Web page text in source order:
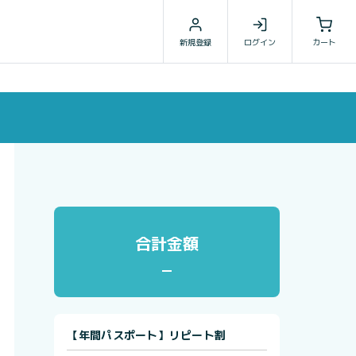
新規登録 ログイン カート
合計金額
【年間パスポート】リピート割